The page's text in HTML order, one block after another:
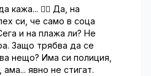
кажа... 🤦‍♂️ Да, на
си, че само в соца
и на плажа ли? Не
Защо трябва да се
нещо? Има си полиция,
ама... явно не стигат.